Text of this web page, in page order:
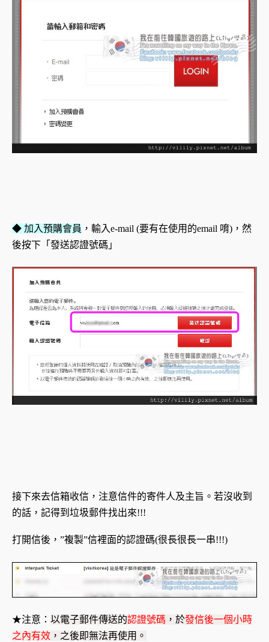
◆ 加入預購會員 ，輸入e-mail (要有在使用的email 唷)，然
後按下「發送認證號碼」
接下來去信箱收信，注意信件的寄件人及主旨。若沒收到
的話，記得到垃圾郵件找出來!!!
打開信後，”複製”信裡面的認證碼(很長很長一串!!!)
★注意： 以電子郵件傳送的認證號碼 ，於發信後一個小時
之內有效 ， 之後即無法再使用。